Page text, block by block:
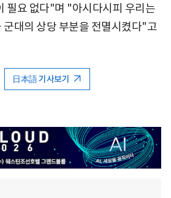
필요 없다"며 "아시다시피 우리는
군대의 상당 부분을 전멸시켰다"고
日本語 기사보기